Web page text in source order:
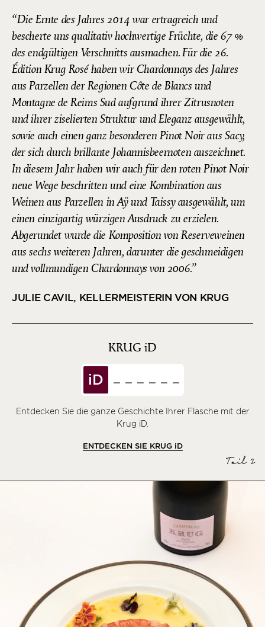
Die Ernte des Jahres 2014 war ertragreich und
bescherte uns qualitativ hochwertige Früchte, die 67 %
des endgültigen Verschnitts ausmachen. Für die 26.
Édition Krug Rosé haben wir Chardonnays des Jahres
aus Parzellen der Regionen Côte de Blancs und
Montagne de Reims Sud aufgrund ihrer Zitrusnoten
und ihrer ziselierten Struktur und Eleganz ausgewählt,
sowie auch einen ganz besonderen Pinot Noir aus Sacy,
der sich durch brillante Johannisbeernoten auszeichnet.
In diesem Jahr haben wir auch für den roten Pinot Noir
neue Wege beschritten und eine Kombination aus
Weinen aus Parzellen in Aÿ und Taissy ausgewählt, um
einen einzigartig würzigen Ausdruck zu erzielen.
Abgerundet wurde die Komposition von Reserveweinen
aus sechs weiteren Jahren, darunter die geschmeidigen
und vollmundigen Chardonnays von 2006.
JULIE CAVIL, KELLERMEISTERIN VON KRUG
KRUG iD
iD
Entdecken Sie die ganze Geschichte Ihrer Flasche mit der
Krug iD.
ENTDECKEN SIE KRUG iD
Teil 2